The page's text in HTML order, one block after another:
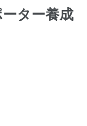
ター養成